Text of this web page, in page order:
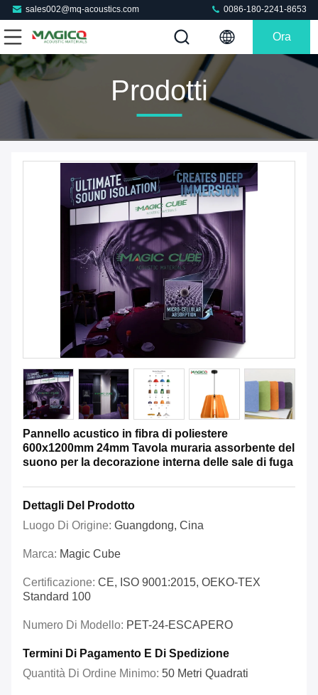
sales002@mq-acoustics.com 0086-180-2241-8653
Ora
Prodotti
Pannello acustico in fibra di poliestere
600x1200mm 24mm Tavola muraria assorbente del
suono per la decorazione interna delle sale di fuga
Dettagli Del Prodotto
Luogo Di Origine: Guangdong, Cina
Marca: Magic Cube
Certificazione: CE, ISO 9001:2015, OEKO-TEX
Standard 100
Numero Di Modello: PET-24-ESCAPERO
Termini Di Pagamento E Di Spedizione
Quantità Di Ordine Minimo: 50 Metri Quadrati